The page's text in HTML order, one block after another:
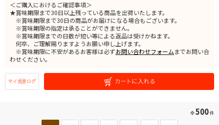
＜ご購入におけるご確認事項＞
★賞味期限まで30日以上残っている商品を出荷いたします。
※賞味期限まで30日の商品がお届けになる場合もございます。
※賞味期限の指定は承ることができません。
※賞味期限までの日数が短い等による返品は受けかねます。
何卒、ご理解賜りますようお願い申し上げます。
※賞味期限に不安があるお客様は必ずお問い合わせフォームまでお問い合
わせください。
全500件